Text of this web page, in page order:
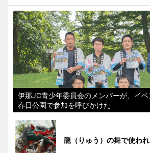
伊那JC青少年委員会のメンバーが、イ
春日公園で参加を呼びかけた
龍（りゅう）の舞で使わ